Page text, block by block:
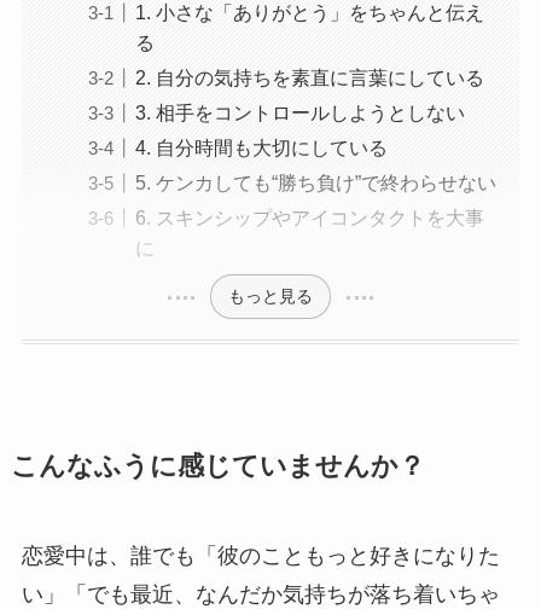
1. 小さな「ありがとう」をちゃんと伝え
る
2. 自分の気持ちを素直に言葉にしている
3. 相手をコントロールしようとしない
4. 自分時間も大切にしている
5. ケンカしても“勝ち負け”で終わらせない
6. スキンシップやアイコンタクトを大事
に
もっと見る
こんなふうに感じていませんか？
恋愛中は、誰でも「彼のこともっと好きになりた
い」「でも最近、なんだか気持ちが落ち着いちゃ